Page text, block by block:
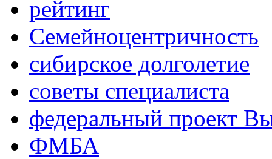
рейтинг
Семейноцентричность
сибирское долголетие
советы специалиста
федеральный проект
ФМБА